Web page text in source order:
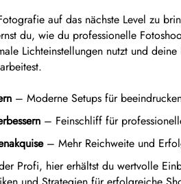
auf das nächste Level zu
du, wie du professionelle
Lichteinstellungen nutzt und
– Moderne Setups für
– Feinschliff für
– Mehr Reichweite und
Profi, hier erhältst du wertvolle